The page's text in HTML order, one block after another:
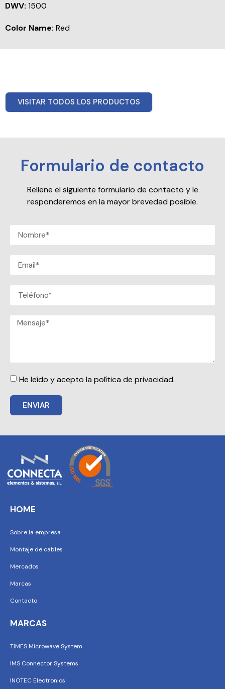
DWV: 1500
Color Name: Red
VISITAR TODOS LOS PRODUCTOS
Formulario de contacto
Rellene el siguiente formulario de contacto y le
responderemos en la mayor brevedad posible.
He leído y acepto la política de privacidad.
ENVIAR
HOME
Sobre la empresa
Montaje de cables
Mercados
Marcas
Contacto
MARCAS
TIMES Microwave System
IMS Connector Systems
INOTEC Electronics